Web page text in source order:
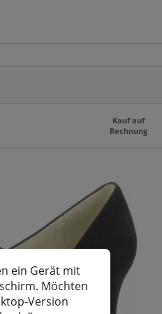
ein Gerät mit
Möchten
Version
Kauf auf
Rechnung